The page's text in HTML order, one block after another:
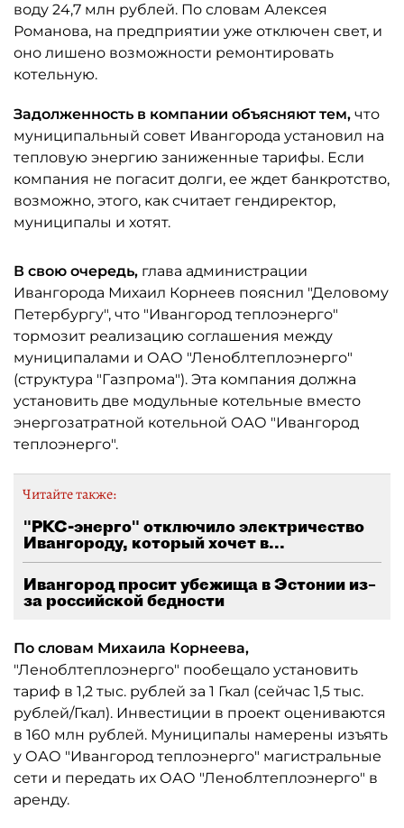
воду 24,7 млн рублей. По словам Алексея
Романова, на предприятии уже отключен свет, и
оно лишено возможности ремонтировать
котельную.
Задолженность в компании объясняют тем, что
муниципальный совет Ивангорода установил на
тепловую энергию заниженные тарифы. Если
компания не погасит долги, ее ждет банкротство,
возможно, этого, как считает гендиректор,
муниципалы и хотят.
В свою очередь, глава администрации
Ивангорода Михаил Корнеев пояснил "Деловому
Петербургу", что "Ивангород теплоэнерго"
тормозит реализацию соглашения между
муниципалами и ОАО "Леноблтеплоэнерго"
(структура "Газпрома"). Эта компания должна
установить две модульные котельные вместо
энергозатратной котельной ОАО "Ивангород
теплоэнерго".
Читайте также:
"РКС-энерго" отключило электричество
Ивангороду, который хочет в...
Ивангород просит убежища в Эстонии из–
за российской бедности
По словам Михаила Корнеева,
"Леноблтеплоэнерго" пообещало установить
тариф в 1,2 тыс. рублей за 1 Гкал (сейчас 1,5 тыс.
рублей/Гкал). Инвестиции в проект оцениваются
в 160 млн рублей. Муниципалы намерены изъять
у ОАО "Ивангород теплоэнерго" магистральные
сети и передать их ОАО "Леноблтеплоэнерго" в
аренду.